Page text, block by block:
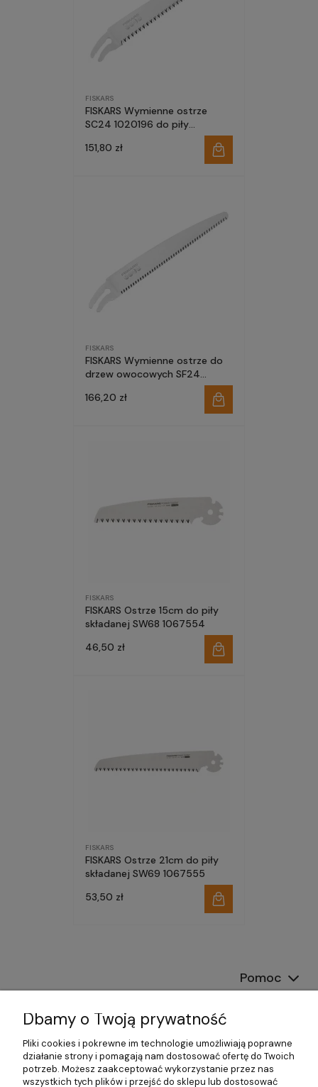
FISKARS
FISKARS Wymienne ostrze
SC24 1020196 do piły
151,80 zł
FISKARS
FISKARS Wymienne ostrze do
drzew owocowych SF24
1020198 do piły profesjonalnej
166,20 zł
FISKARS
FISKARS Ostrze 15cm do piły
składanej SW68 1067554
46,50 zł
FISKARS
FISKARS Ostrze 21cm do piły
składanej SW69 1067555
53,50 zł
Pomoc
Moje konto
Gwarancja i zwroty
Dbamy o Twoją prywatność
Pliki cookies i pokrewne im technologie umożliwiają poprawne
działanie strony i pomagają nam dostosować ofertę do Twoich
potrzeb. Możesz zaakceptować wykorzystanie przez nas
wszystkich tych plików i przejść do sklepu lub dostosować